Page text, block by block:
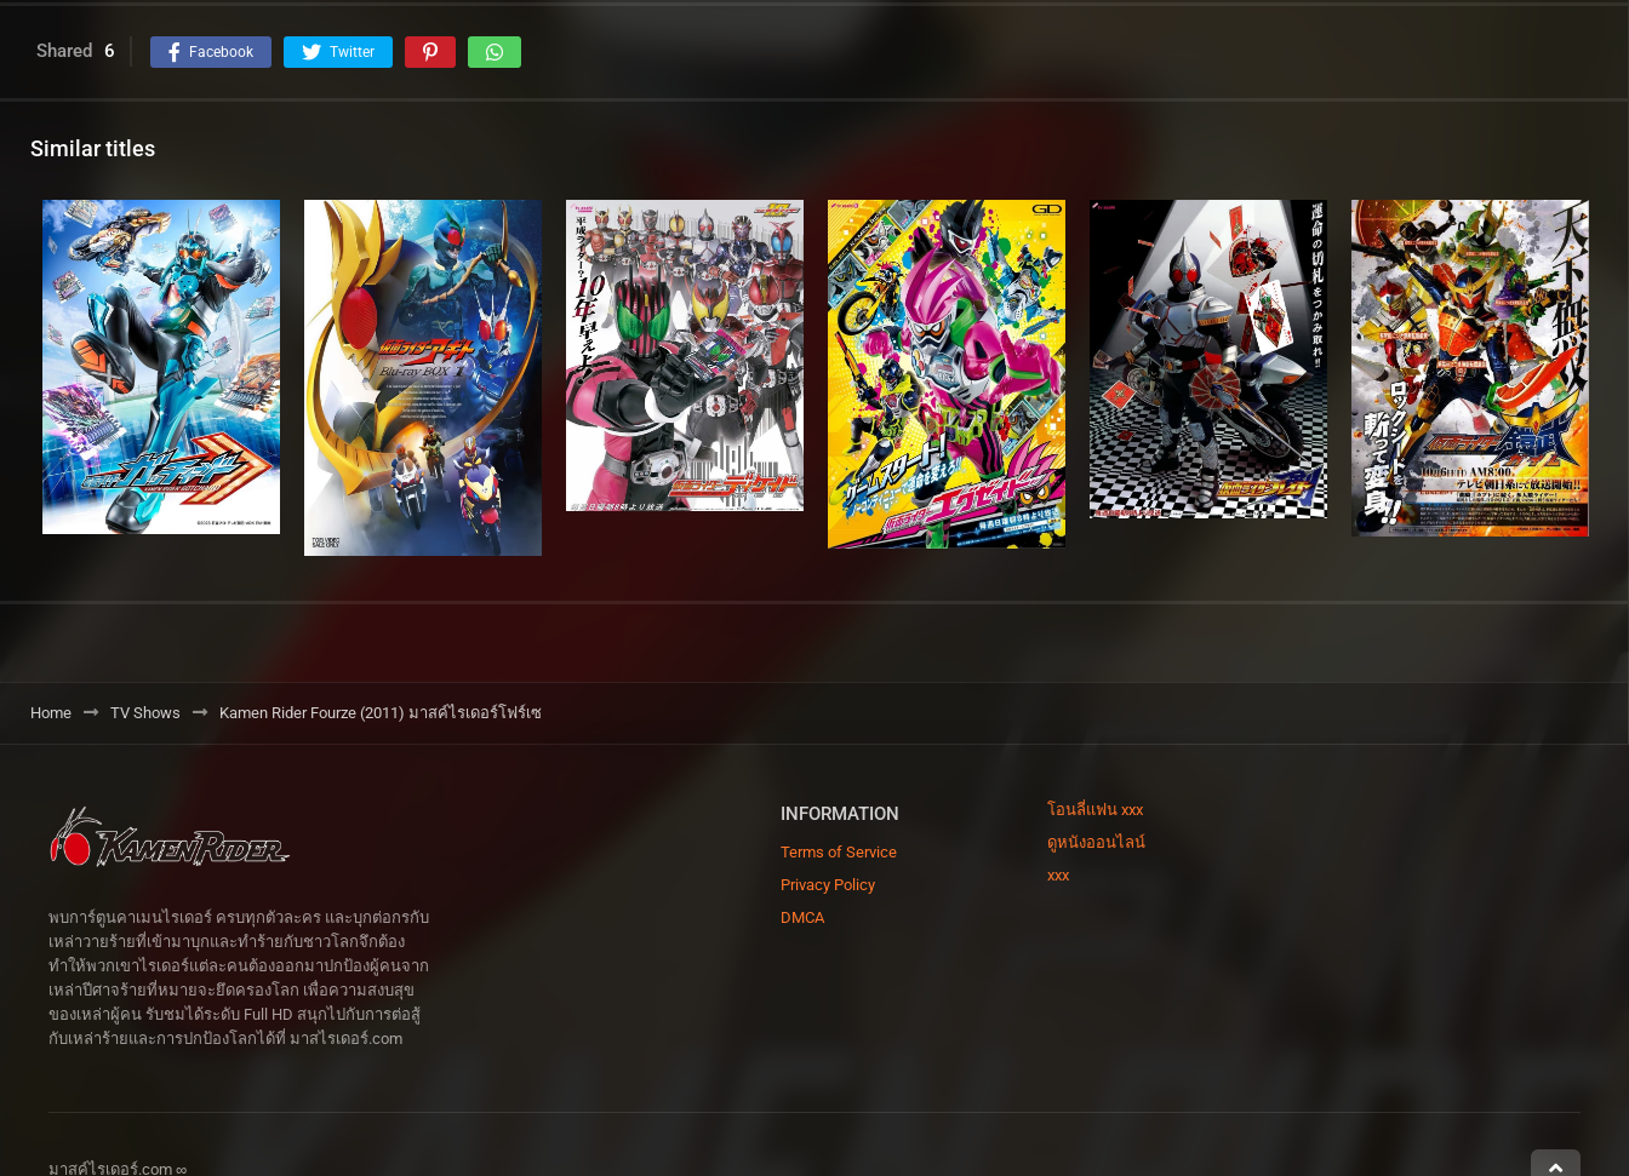
Shared 6 Facebook Twitter
Similar titles
Home TV Shows Kamen Rider Fourze (2011) มาสค์ไรเดอร์โฟร์เซ
INFORMATION
Terms of Service
Privacy Policy
DMCA
โอนลี่แฟน xxx
ดูหนังออนไลน์
xxx
พบการ์ตูนคาเมนไรเดอร์ ครบทุกตัวละคร และบุกต่อกรกับ
เหล่าวายร้ายที่เข้ามาบุกและทำร้ายกับชาวโลกจึกต้อง
ทำให้พวกเขาไรเดอร์แต่ละคนต้องออกมาปกป้องผู้คนจาก
เหล่าปีศาจร้ายที่หมายจะยึดครองโลก เพื่อความสงบสุข
ของเหล่าผู้คน รับชมได้ระดับ Full HD สนุกไปกับการต่อสู้
กับเหล่าร้ายและการปกป้องโลกได้ที่ มาสไรเดอร์.com
มาสค์ไรเดอร์.com ∞